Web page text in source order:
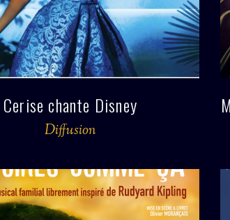
Cerise chante Disney
Diffusion